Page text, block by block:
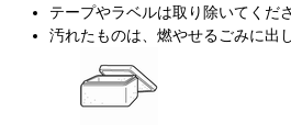
テープやラベルは取り除いてくだ
汚れたものは、燃やせるごみに出